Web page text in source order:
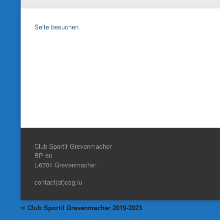
Seite besuchen
Club Sportif Grevenmacher
BP 60
L-6701 Grevenmacher
contact(at)csg.lu
© Club Sportif Grevenmacher 2019-2023